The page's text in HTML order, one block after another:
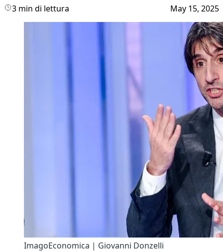
3 min di lettura May 15, 2025
ImagoEconomica | Giovanni Donzelli